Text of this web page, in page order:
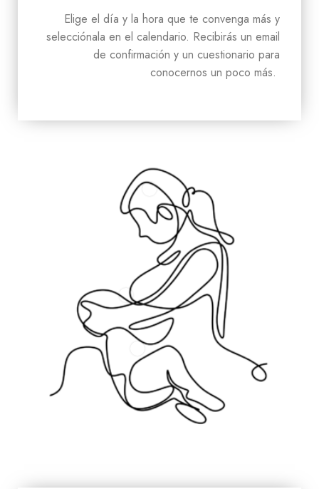
Elige el día y la hora que te convenga más y
selecciónala en el calendario. Recibirás un email
de confirmación y un cuestionario para
conocernos un poco más.